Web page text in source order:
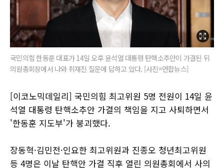
국민의힘 한동훈 대표가 14일 오후 윤석열 대통령 탄핵소추안이 가결된 뒤
의원총회장에서 나와 취재진 질문에 답하고 있다. [사진=연합뉴스]
[이코노믹데일리] 국민의힘 최고위원 5명 전원이 14일 윤
석열 대통령 탄핵소추안 가결의 책임을 지고 사퇴하면서
'한동훈 지도부'가 붕괴했다.
장동혁·김민전·인요한 최고위원과 진종오 청년최고위원
등 4명은 이날 탄핵안 가결 직후 열린 의원총회에서 사의